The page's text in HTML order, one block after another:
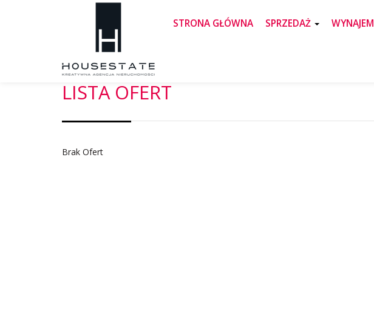
STRONA GŁÓWNA SPRZEDAŻ WYNAJEM
LISTA OFERT
Brak Ofert